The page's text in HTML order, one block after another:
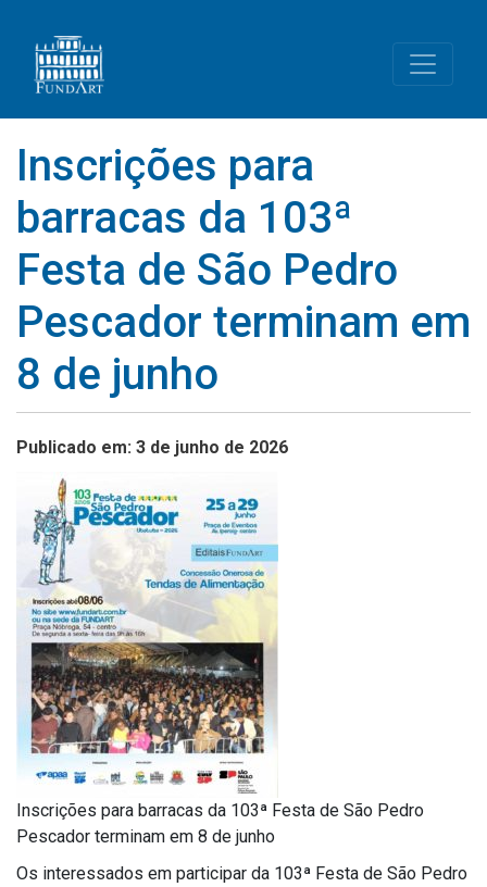
Inscrições para
barracas da 103ª
Festa de São Pedro
Pescador terminam em
8 de junho
Publicado em: 3 de junho de 2026
Inscrições para barracas da 103ª Festa de São Pedro
Pescador terminam em 8 de junho
Os interessados em participar da 103ª Festa de São Pedro